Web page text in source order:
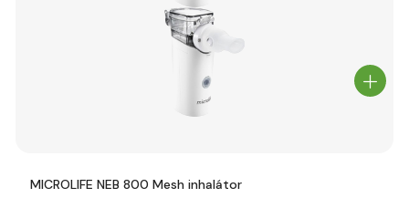
MICROLIFE NEB 800 Mesh inhalátor